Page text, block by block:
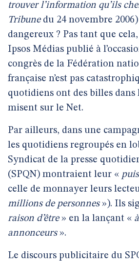
trouver l’information qu’ils
Tribunedu 24 novembre
dangereux ? Pas tant que
Ipsos Médias publié à
congrès de la Fédération
française n’est pas
quotidiens ont des billes
misent sur le Net.
Par ailleurs, dans une
les quotidiens regroupés en
Syndicat de la presse
(SPQN) montraient leur «
celle de monnayer leurs
millions de personnes»). Ils
raison d’être» en la lançant «
annonceurs».
Le discours publicitaire du